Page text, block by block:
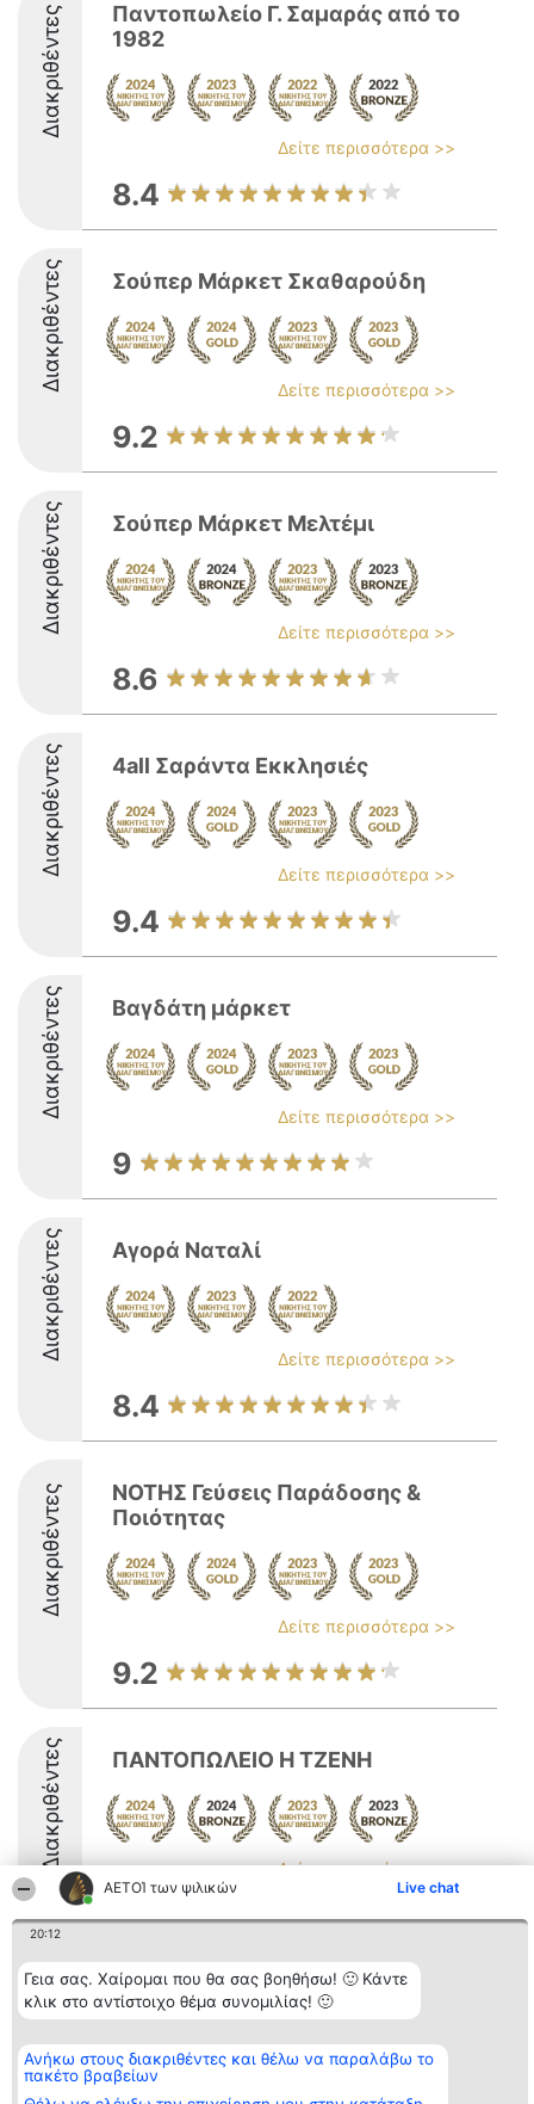
ΑΕΤΟΊ των ψιλικών Live chat
20:12
Γεια σας. Χαίρομαι που θα σας βοηθήσω! 🙂 Κάντε
κλικ στο αντίστοιχο θέμα συνομιλίας! 🙂
Ανήκω στους διακριθέντες και θέλω να παραλάβω το
πακέτο βραβείων
Διακριθέντες
Παντοπωλείο Γ. Σαμαράς από το
1982
Δείτε περισσότερα >>
8.4
Διακριθέντες Σούπερ Μάρκετ Σκαθαρούδη
Δείτε περισσότερα >>
9.2
Διακριθέντες Σούπερ Μάρκετ Μελτέμι
Δείτε περισσότερα >>
8.6
Διακριθέντες 4all Σαράντα Εκκλησιές
Δείτε περισσότερα >>
9.4
Διακριθέντες Βαγδάτη μάρκετ
Δείτε περισσότερα >>
9
Διακριθέντες Αγορά Ναταλί
Δείτε περισσότερα >>
8.4
Διακριθέντες
ΝΟΤΗΣ Γεύσεις Παράδοσης &
Ποιότητας
Δείτε περισσότερα >>
9.2
Διακριθέντες ΠΑΝΤΟΠΩΛΕΙΟ Η ΤΖΕΝΗ
Δείτε περισσότερα >>
8.7
Διοργανωτής της
κατάταξης
Μονοπρόσωπη ΙΚΕ
ΤΗΛ. ΕΠΙΚΟΙΝΩΝΙΑΣ:
2104128019
Κατάταξη
Διακριθέντες
διακριθέντων
Επικοινωνία